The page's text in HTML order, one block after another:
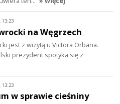
13:23
na Węgrzech
jest z wizytą u Victora Orbana.
prezydent spotyka się z
13:23
w sprawie cieśniny